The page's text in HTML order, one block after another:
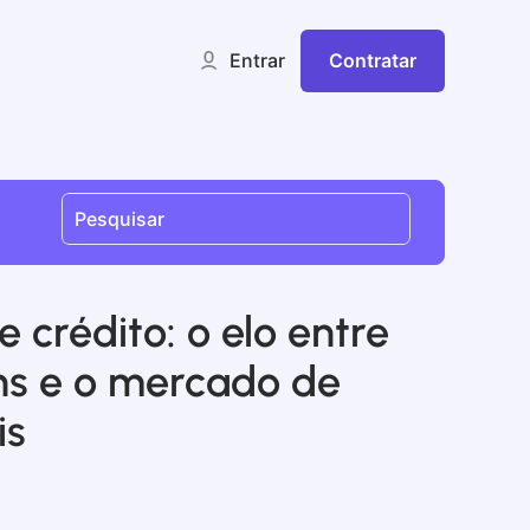
Entrar Contratar
crédito: o elo entre
e o mercado de